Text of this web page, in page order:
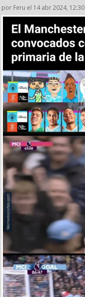
por Feru el 14 abr 2024, 12:30